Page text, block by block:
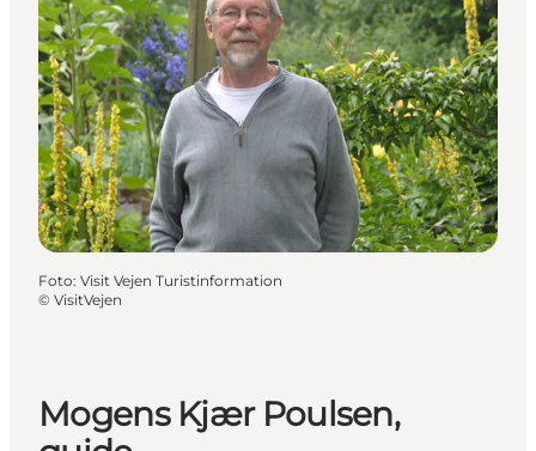
Foto: Visit Vejen Turistinformation
© VisitVejen
Mogens Kjær Poulsen,